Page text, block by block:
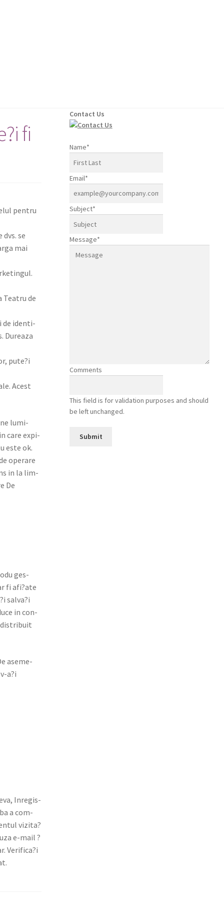
fi
pen­tru
se
mai
Teatru de
de iden­ti­
Dureaza
pute?i
Acest
lumi­
care expi­
este ok.
oper­are
in la lim­
De
ges­
fi afi?ate
salva?i
in con­
dis­tribuit
aseme­
a?i
Inreg­is­
a com­
vizita?
e-mail ?
Verifica?i
Contact Us
Name*
Email*
Subject*
Message*
Comments
This field is for validation purposes and should
be left unchanged.